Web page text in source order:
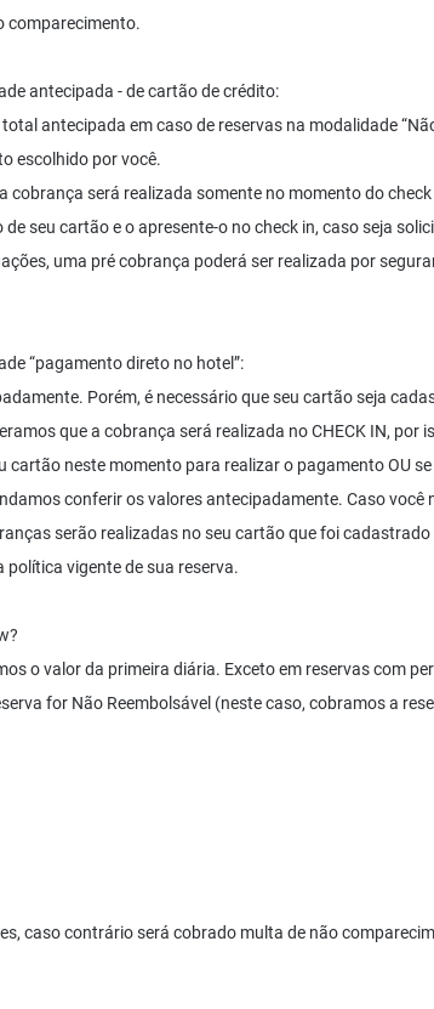
comparecimento.
antecipada - de cartão de crédito:
antecipada em caso de reservas na modalidade
escolhido por você.
cobrança será realizada somente no momento do check
seu cartão e o apresente-o no check in, caso seja
uma pré cobrança poderá ser realizada por
“pagamento direto no hotel”:
Porém, é necessário que seu cartão seja
que a cobrança será realizada no CHECK IN, por
cartão neste momento para realizar o pagamento OU
conferir os valores antecipadamente. Caso você
serão realizadas no seu cartão que foi
vigente de sua reserva.
o valor da primeira diária. Exceto em reservas com
for Não Reembolsável (neste caso, cobramos a
caso contrário será cobrado multa de não